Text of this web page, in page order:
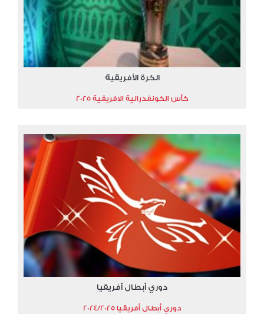
الكرة الأفريقية
كأس الكونفدرالية الافريقية 2025
دوري أبطال أفريقيا
دوري أبطال أفريقيا 2024/2025